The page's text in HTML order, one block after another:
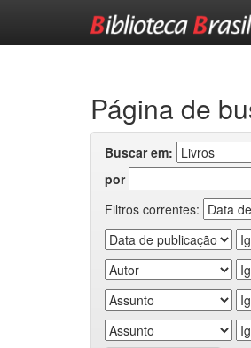
Página de
Buscar em:
por
Filtros correntes: